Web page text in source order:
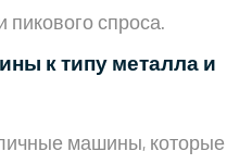
спроса.
к типу металла и
машины, которые